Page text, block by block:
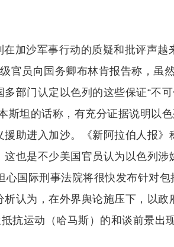
加沙军事行动的质疑和批评声越
官员向国务卿布林肯报告称，虽
部门认定以色列的这些保证“不可
斯坦的话称，有充分证据说明以
助进入加沙。《新阿拉伯人报》
也是不少美国官员认为以色列涉
国际刑事法院将很快发布针对包
认为，在外界舆论施压下，以政
抗运动（哈马斯）的和谈前景出现